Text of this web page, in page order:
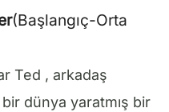
(Başlangıç-Orta
Ted , arkadaş
dünya yaratmış bir